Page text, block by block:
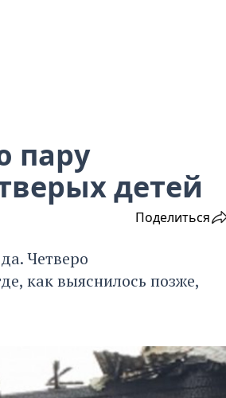
пару
детей
Поделиться
Четверо
как выяснилось позже,